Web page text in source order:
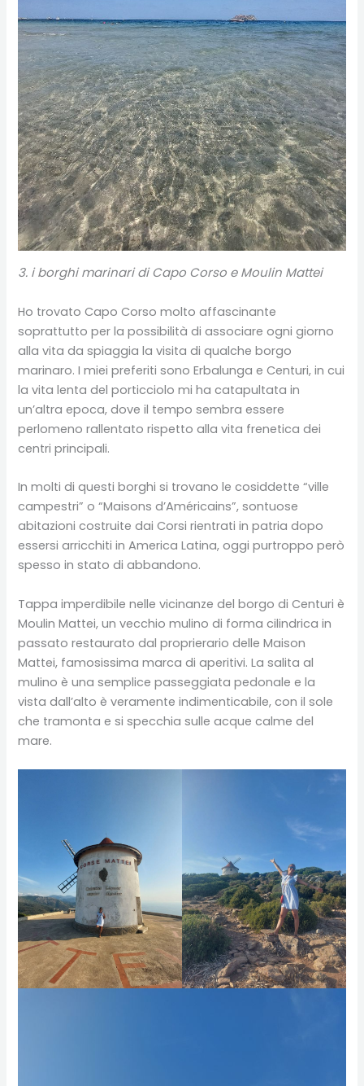
3. i borghi marinari di Capo Corso e Moulin Mattei
Ho trovato Capo Corso molto affascinante
soprattutto per la possibilità di associare ogni giorno
alla vita da spiaggia la visita di qualche borgo
marinaro. I miei preferiti sono Erbalunga e Centuri, in cui
la vita lenta del porticciolo mi ha catapultata in
un’altra epoca, dove il tempo sembra essere
perlomeno rallentato rispetto alla vita frenetica dei
centri principali.
In molti di questi borghi si trovano le cosiddette “ville
campestri” o “Maisons d’Américains”, sontuose
abitazioni costruite dai Corsi rientrati in patria dopo
essersi arricchiti in America Latina, oggi purtroppo però
spesso in stato di abbandono.
Tappa imperdibile nelle vicinanze del borgo di Centuri è
Moulin Mattei, un vecchio mulino di forma cilindrica in
passato restaurato dal proprierario delle Maison
Mattei, famosissima marca di aperitivi. La salita al
mulino è una semplice passeggiata pedonale e la
vista dall’alto è veramente indimenticabile, con il sole
che tramonta e si specchia sulle acque calme del
mare.